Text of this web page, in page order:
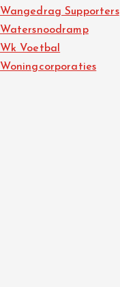
Wangedrag Supporters
Watersnoodramp
Wk Voetbal
Woningcorporaties